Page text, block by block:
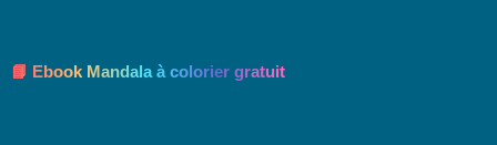
📘 Ebook Mandala à colorier gratuit